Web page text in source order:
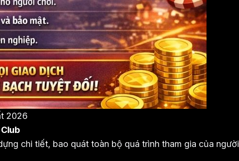
2026
chi tiết, bao quát toàn bộ quá trình tham gia của người